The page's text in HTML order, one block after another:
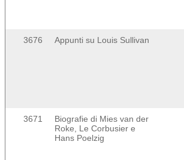
3676 Appunti su Louis Sullivan
3671
Biografie di Mies van der
Roke, Le Corbusier e
Hans Poelzig